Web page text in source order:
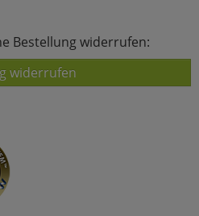
Bestellung widerrufen:
widerrufen